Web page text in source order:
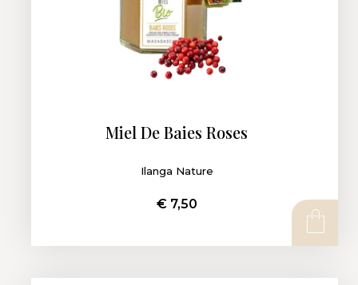
Miel De Baies Roses
Ilanga Nature
€7,50